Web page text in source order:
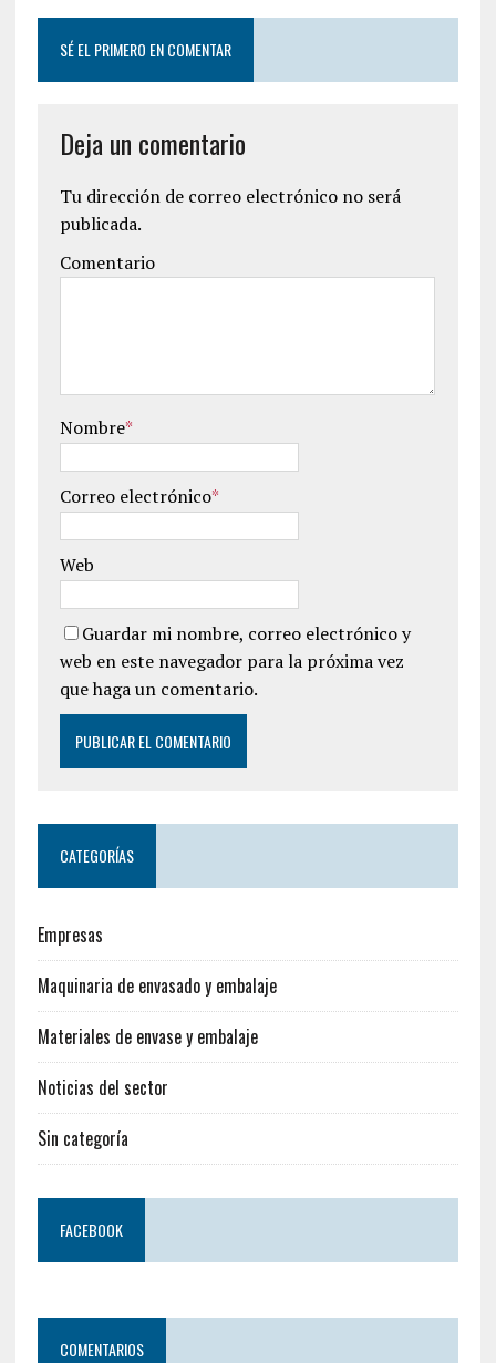
SÉ EL PRIMERO EN COMENTAR
Deja un comentario
Tu dirección de correo electrónico no será
publicada.
Comentario
Nombre*
Correo electrónico*
Web
Guardar mi nombre, correo electrónico y
web en este navegador para la próxima vez
que haga un comentario.
CATEGORÍAS
Empresas
Maquinaria de envasado y embalaje
Materiales de envase y embalaje
Noticias del sector
Sin categoría
FACEBOOK
COMENTARIOS